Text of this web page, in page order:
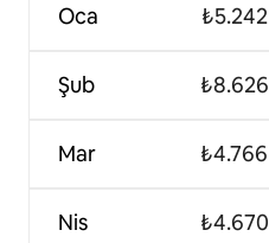
Oca
Şub
Mar
Nis
₺5.242
₺8.626
₺4.766
₺4.670